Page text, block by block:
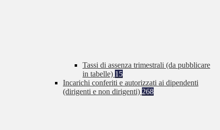
Tassi di assenza trimestrali (da pubblicare
in tabelle) 15
Incarichi conferiti e autorizzati ai dipendenti
(dirigenti e non dirigenti) 268